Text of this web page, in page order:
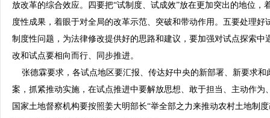
放改革的综合效应。四要把“试制度、试成效”放在更加突出的地位，
度性成果，着眼于对全局的改革示范、突破和带动作用。五要处理
制度性问题，为法律修改提供好的思路和建议，要加强对试点探索
改和试点要相向而行、同步推进。
张德霖要求，各试点地区要汇报、传达好中央的新部署、新要求和
案，抓紧推动实施，在试点推进中要解放思想、敢于担当、主动作
国家土地督察机构要按照姜大明部长“举全部之力来推动农村土地制